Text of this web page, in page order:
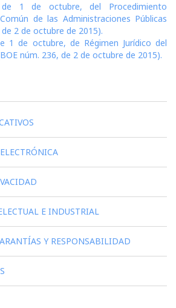
1 de octubre, del Procedimiento
de las Administraciones Públicas
2 de octubre de 2015).
1 de octubre, de Régimen Jurídico del
núm. 236, de 2 de octubre de 2015).
E INDUSTRIAL
Y RESPONSABILIDAD